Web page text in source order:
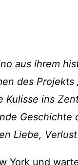
aus ihrem
des
Kulisse ins
Liebe,
York und